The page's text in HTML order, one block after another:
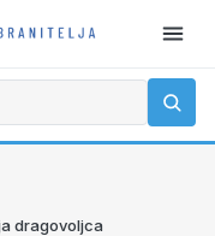
dragovoljca